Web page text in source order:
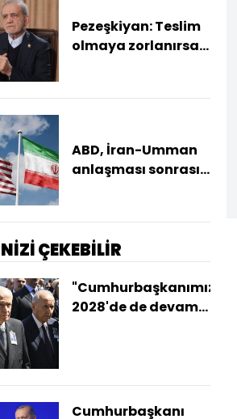
Pezeşkiyan: Teslim
olmaya zorlanırsak
ABD, İran-Umman
anlaşması sonrası
ÇEKEBİLİR
"Cumhurbaşkanımız
2028'de de devam
Cumhurbaşkanı